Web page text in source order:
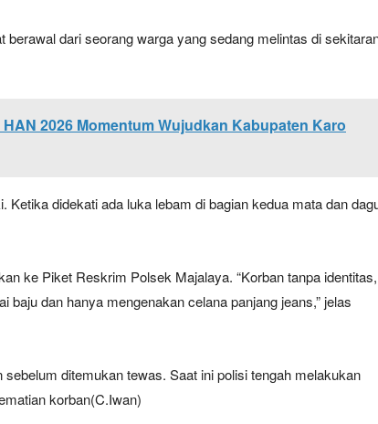
dari seorang warga yang sedang melintas di
2026 Momentum Wujudkan Kabupaten Karo
Ketika didekati ada luka lebam di bagian kedua mata dan
ke Piket Reskrim Polsek Majalaya. “Korban tanpa identitas,
baju dan hanya mengenakan celana panjang jeans,” jelas
ditemukan tewas. Saat ini polisi tengah melakukan
korban(C.Iwan)